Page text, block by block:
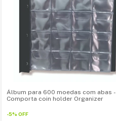
Álbum para 600 moedas com abas -
Comporta coin holder Organizer
-5% OFF